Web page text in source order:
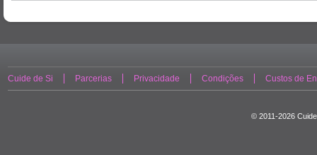
Cuide de Si Parcerias Privacidade Condições Custos de
© 2011-2026